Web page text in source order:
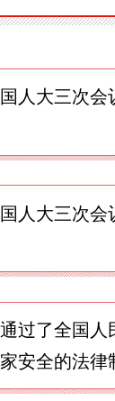
人大三次会
人大三次会
过了全国
安全的法